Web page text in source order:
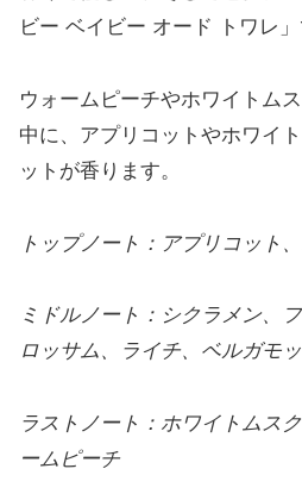
ビー ベイビー オード トワレ」
ウォームピーチやホワイトム
中に、アプリコットやホワイ
ットが香ります。
トップノート：アプリコット
ミドルノート：シクラメン、
ロッサム、ライチ、ベルガモ
ラストノート：ホワイトムス
ームピーチ